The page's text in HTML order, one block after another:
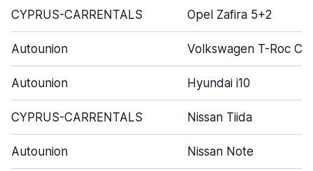
CYPRUS-CARRENTALS Opel Zafira 5+2
Autounion Volkswagen T-Roc
Autounion Hyundai i10
CYPRUS-CARRENTALS Nissan Tiida
Autounion Nissan Note